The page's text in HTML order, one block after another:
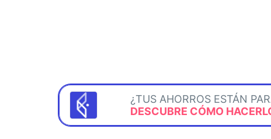
¿TUS AHORROS ESTÁN
DESCUBRE CÓMO